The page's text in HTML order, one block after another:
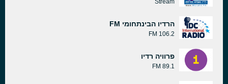
Stream
הרדיו הבינתחומי FM
106.2 FM
פרוויה רדיו
89.1 FM